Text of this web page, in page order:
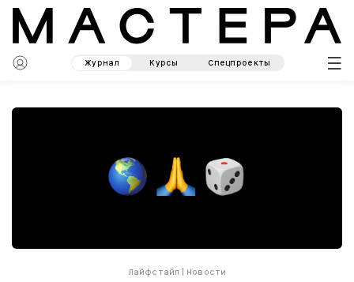
Журнал Курсы Спецпроекты
Лайфстайл Новости